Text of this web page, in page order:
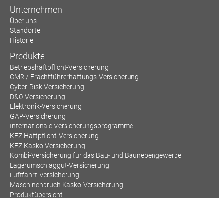
Unternehmen
Über uns
Standorte
Historie
Produkte
Betriebshaftpflicht-Versicherung
CMR / Frachtführerhaftungs-Versicherung
Cyber-Risk-Versicherung
D&O-Versicherung
Elektronik-Versicherung
GAP-Versicherung
Internationale Versicherungsprogramme
KFZ-Haftpflicht-Versicherung
KFZ-Kasko-Versicherung
Kombi-Versicherung für das Bau- und Baunebengewerbe
Lagerumschlaggut-Versicherung
Luftfahrt-Versicherung
Maschinenbruch Kasko-Versicherung
Produktübersicht